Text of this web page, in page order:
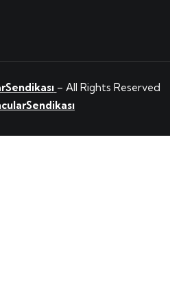
– All Rights Reserved